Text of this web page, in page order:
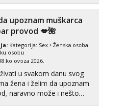
min
me kada se oslobodi
- Kod: #74
min
upoznam muškarca
provod 💋🌺
Kategorija: Sex
Ženska osoba
osobu
2026.
u svakom danu svog
žena i želim da upoznam
naravno može i nešto